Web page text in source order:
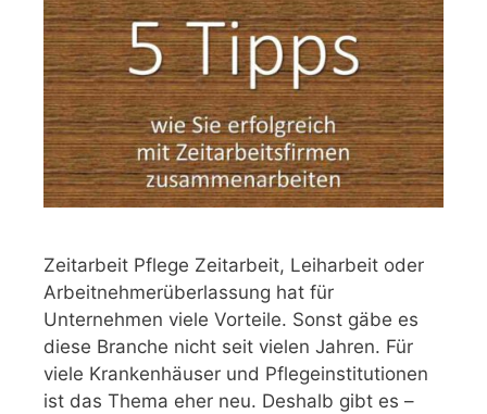
Zeitarbeit Pflege Zeitarbeit, Leiharbeit oder
Arbeitnehmerüberlassung hat für
Unternehmen viele Vorteile. Sonst gäbe es
diese Branche nicht seit vielen Jahren. Für
viele Krankenhäuser und Pflegeinstitutionen
ist das Thema eher neu. Deshalb gibt es –